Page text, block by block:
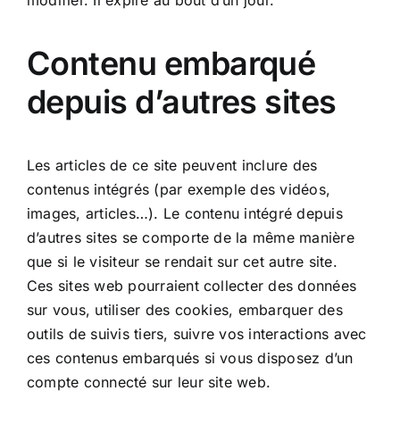
Contenu embarqué
depuis d’autres sites
Les articles de ce site peuvent inclure des
contenus intégrés (par exemple des vidéos,
images, articles…). Le contenu intégré depuis
d’autres sites se comporte de la même manière
que si le visiteur se rendait sur cet autre site.
Ces sites web pourraient collecter des données
sur vous, utiliser des cookies, embarquer des
outils de suivis tiers, suivre vos interactions avec
ces contenus embarqués si vous disposez d’un
compte connecté sur leur site web.